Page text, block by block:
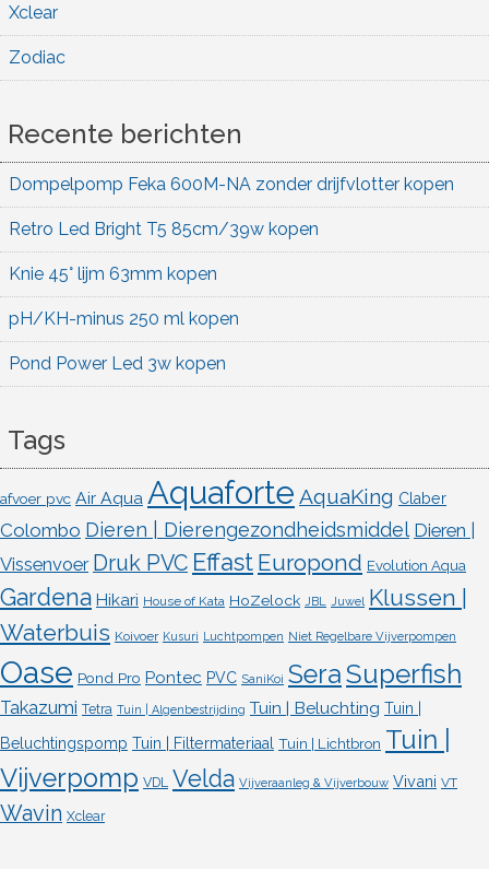
Xclear
Zodiac
Recente berichten
Dompelpomp Feka 600M-NA zonder drijfvlotter kopen
Retro Led Bright T5 85cm/39w kopen
Knie 45° lijm 63mm kopen
pH/KH-minus 250 ml kopen
Pond Power Led 3w kopen
Tags
afvoer pvc Air Aqua Aquaforte AquaKing Claber
Colombo Dieren | Dierengezondheidsmiddel Dieren |
Vissenvoer Druk PVC Effast Europond Evolution Aqua
Gardena Hikari House of Kata HoZelock JBL Juwel Klussen |
Waterbuis Koivoer Kusuri Luchtpompen Niet Regelbare Vijverpompen
Oase Pond Pro Pontec PVC SaniKoi SeraSuperfish
Takazumi Tetra Tuin | Algenbestrijding Tuin | Beluchting Tuin |
Beluchtingspomp Tuin | Filtermateriaal Tuin | Lichtbron Tuin |
Vijverpomp VDL Velda Vijveraanleg & Vijverbouw Vivani VT
Wavin Xclear